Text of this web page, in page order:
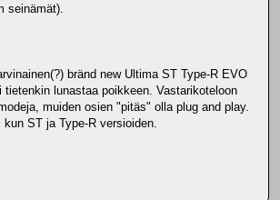
seinämät).
bränd new Ultima ST Type-R EVO
lunastaa poikkeen. Vastarikoteloon
muiden osien "pitäs" olla plug and play.
ST ja Type-R versioiden.